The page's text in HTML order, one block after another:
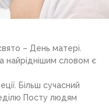
– День матері.
найріднішим словом є
Більш сучасний
Посту людям